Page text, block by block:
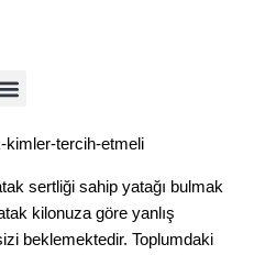
sertliği sahip yatağı bulmak
kilonuza göre yanlış
beklemektedir. Toplumdaki